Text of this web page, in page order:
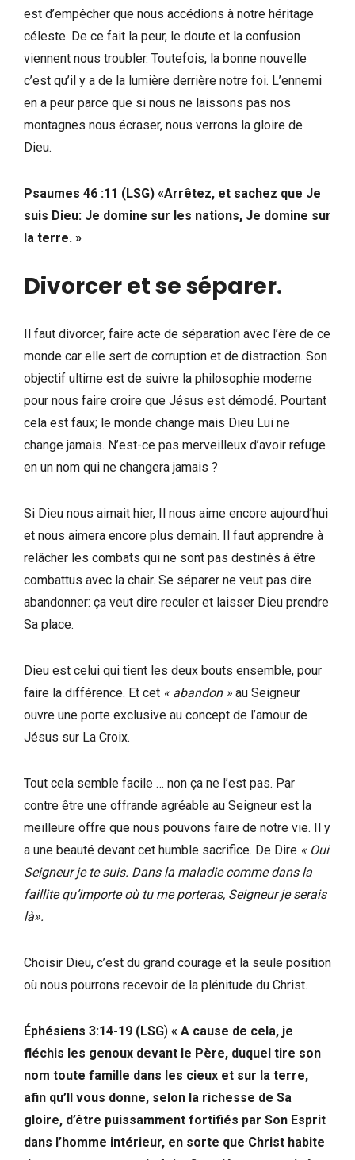
est d’empêcher que nous accédions à notre héritage
céleste. De ce fait la peur, le doute et la confusion
viennent nous troubler. Toutefois, la bonne nouvelle
c’est qu’il y a de la lumière derrière notre foi. L’ennemi
en a peur parce que si nous ne laissons pas nos
montagnes nous écraser, nous verrons la gloire de
Dieu.
Psaumes 46 :11 (LSG) «Arrêtez, et sachez que Je
suis Dieu: Je domine sur les nations, Je domine sur
la terre. »
Divorcer et se séparer.
Il faut divorcer, faire acte de séparation avec l’ère de ce
monde car elle sert de corruption et de distraction. Son
objectif ultime est de suivre la philosophie moderne
pour nous faire croire que Jésus est démodé. Pourtant
cela est faux; le monde change mais Dieu Lui ne
change jamais. N’est-ce pas merveilleux d’avoir refuge
en un nom qui ne changera jamais ?
Si Dieu nous aimait hier, Il nous aime encore aujourd’hui
et nous aimera encore plus demain. Il faut apprendre à
relâcher les combats qui ne sont pas destinés à être
combattus avec la chair. Se séparer ne veut pas dire
abandonner: ça veut dire reculer et laisser Dieu prendre
Sa place.
Dieu est celui qui tient les deux bouts ensemble, pour
faire la différence. Et cet « abandon » au Seigneur
ouvre une porte exclusive au concept de l’amour de
Jésus sur La Croix.
Tout cela semble facile … non ça ne l’est pas. Par
contre être une offrande agréable au Seigneur est la
meilleure offre que nous pouvons faire de notre vie. Il y
a une beauté devant cet humble sacrifice. De Dire « Oui
Seigneur je te suis. Dans la maladie comme dans la
faillite qu’importe où tu me porteras, Seigneur je serais
là».
Choisir Dieu, c’est du grand courage et la seule position
où nous pourrons recevoir de la plénitude du Christ.
Éphésiens 3:14-19 (LSG) « A cause de cela, je
fléchis les genoux devant le Père, duquel tire son
nom toute famille dans les cieux et sur la terre,
afin qu’Il vous donne, selon la richesse de Sa
gloire, d’être puissamment fortifiés par Son Esprit
dans l’homme intérieur, en sorte que Christ habite